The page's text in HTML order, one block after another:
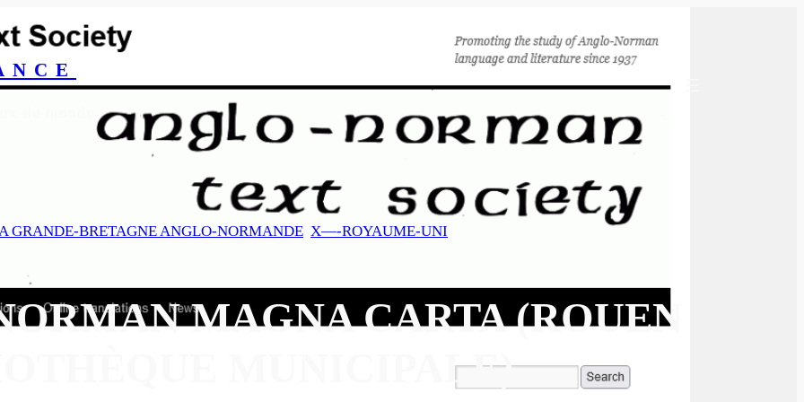
du monde
GRANDE-BRETAGNE ANGLO-NORMANDE X—-ROYAUME-UNI
MAGNA CARTA (ROUEN
MUNICIPALE)